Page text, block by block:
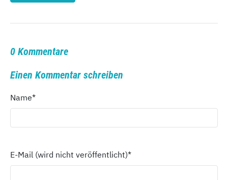
0 Kommentare
Einen Kommentar schreiben
Name*
E-Mail (wird nicht veröffentlicht)*